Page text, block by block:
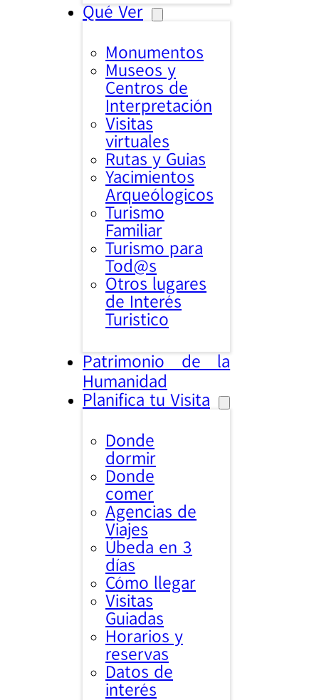
Qué Ver
Monumentos
Museos y
Centros de
Interpretación
Visitas
virtuales
Rutas y Guias
Yacimientos
Arqueólogicos
Turismo
Familiar
Turismo para
Tod@s
Otros lugares
de Interés
Turistico
Patrimonio de la
Humanidad
Planifica tu Visita
Donde
dormir
Donde
comer
Agencias de
Viajes
Úbeda en 3
días
Cómo llegar
Visitas
Guiadas
Horarios y
reservas
Datos de
interés